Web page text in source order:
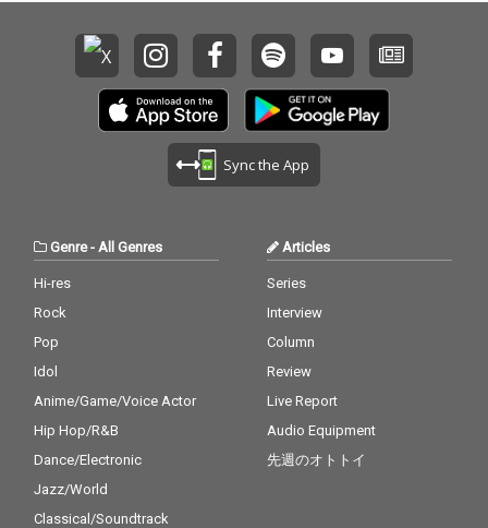
Sync the App
Genre- All Genres
Hi-res
Rock
Pop
Idol
Anime/Game/Voice Actor
Hip Hop/R&B
Dance/Electronic
Jazz/World
Classical/Soundtrack
Articles
Series
Interview
Column
Review
Live Report
Audio Equipment
先週のオトトイ